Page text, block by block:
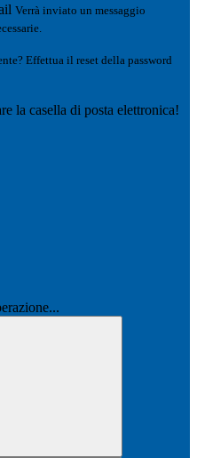
Verrà inviato un messaggio
Effettua il reset della password
la casella di posta elettronica!